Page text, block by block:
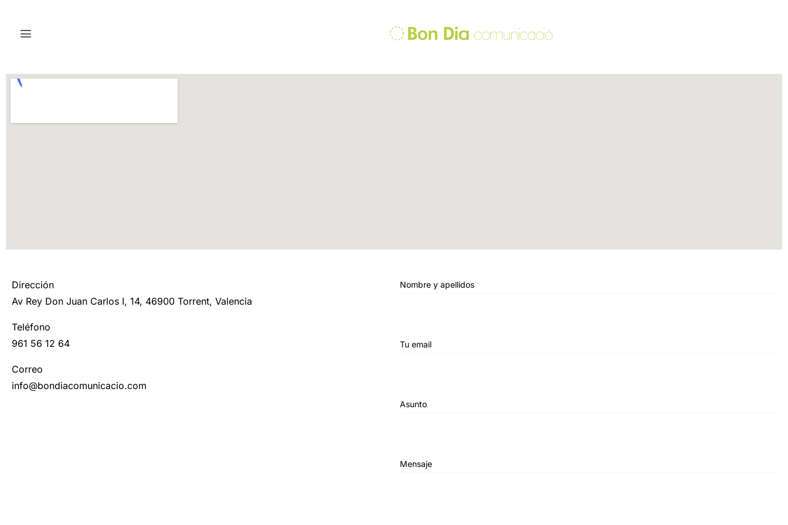
Dirección
Av Rey Don Juan Carlos I, 14, 46900 Torrent, Valencia
Teléfono
961 56 12 64
Correo
info@bondiacomunicacio.com
Nombre y apellidos
Tu email
Asunto
Mensaje